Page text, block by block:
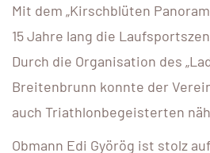
Mit dem „Kirschblüten
15 Jahre lang die
Durch die Organisation des
Breitenbrunn konnte der
auch Triathlonbegeisterten
Obmann Edi Györög ist stolz